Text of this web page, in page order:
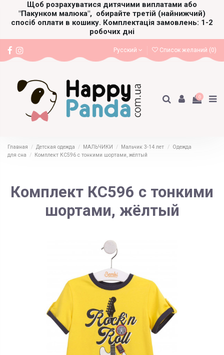
Щоб розрахуватися дитячими виплатами або
"Пакунком малюка", обирайте третій (найнижчий)
спосіб оплати в кошику. Комплектація замовлень: 1-2
робочих дні
Русский Список желаний (0)
0
Главная Детская одежда МАЛЬЧИКИ Мальчик 3-14 лет
Одежда
для сна
Комплект КС596 с тонкими шортами, жёлтый
Комплект КС596 с тонкими
шортами, жёлтый